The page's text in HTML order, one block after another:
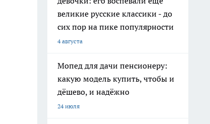
великие русские классики - до
сих пор на пике популярности
4 августа
Мопед для дачи пенсионеру:
какую модель купить, чтобы и
дёшево, и надёжно
24 июля